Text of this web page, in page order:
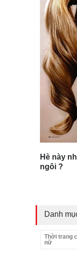
Hè này
ngôi ?
Danh
Thời trang
nữ